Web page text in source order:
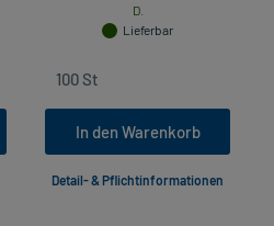
D.
Lieferbar
In den Warenkorb
Detail- & Pflichtinformationen